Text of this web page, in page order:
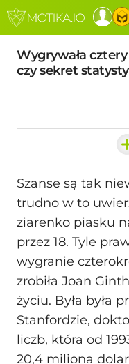
Wygrywała
czy sekret
Szanse są tak
trudno w to
ziarenko piasku
przez 18. Tyle
wygranie
zrobiła Joan
życiu. Była była
Stanfordzie,
liczb, która od
20,4 miliona